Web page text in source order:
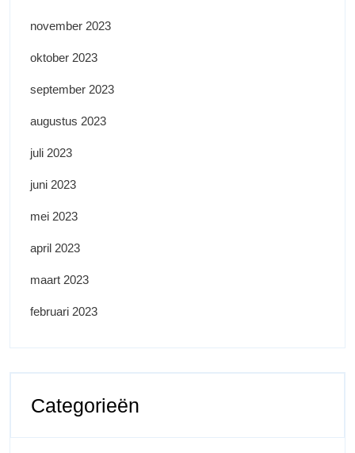
november 2023
oktober 2023
september 2023
augustus 2023
juli 2023
juni 2023
mei 2023
april 2023
maart 2023
februari 2023
Categorieën